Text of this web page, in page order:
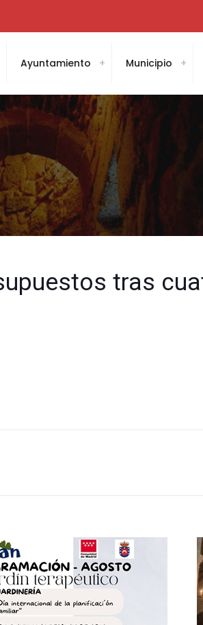
Ayuntamiento Municipio
tras